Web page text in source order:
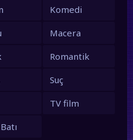
Komedi
Macera
Romantik
Suç
TV film